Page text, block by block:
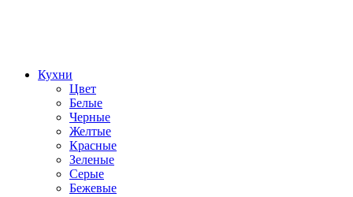
Кухни
Цвет
Белые
Черные
Желтые
Красные
Зеленые
Серые
Бежевые